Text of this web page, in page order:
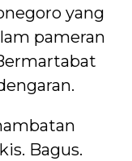
yang
pameran
Bagus.